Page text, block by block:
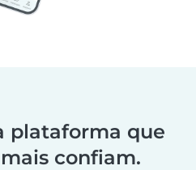
plataforma que
confiam.